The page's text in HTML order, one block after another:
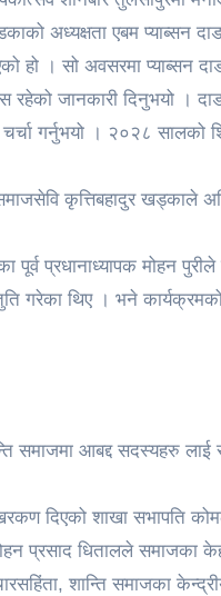
अध्यक्षता एबम प्याब्सन
हो । सो अवसरमा प्याब्सन
जानकारी दिनुभयो ।
गर्नुभयो । २०२८ सालको
कृत्तिबहादुर खड्काले
पूर्व प्रधानाध्यापक मोहन
गरेका थिए । भने
समाजमा आबद्द सदस्यहरु लाई
दिएको शाखा सभापति
प्रसाद धितालले समाजका
शान्ति समाजका